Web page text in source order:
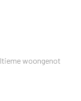
woongenot